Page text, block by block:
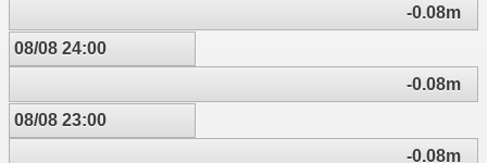
-0.08m
08/08 24:00
-0.08m
08/08 23:00
-0.08m